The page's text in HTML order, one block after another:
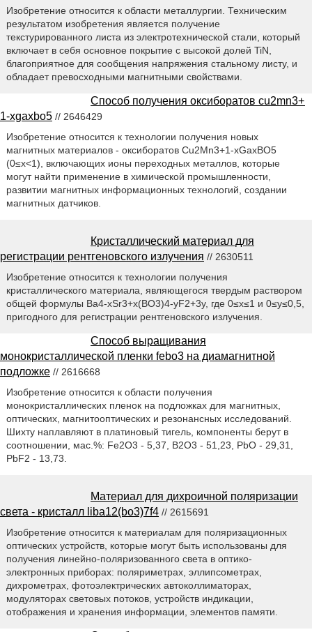
Изобретение относится к области металлургии. Техническим
результатом изобретения является получение
текстурированного листа из электротехнической стали, который
включает в себя основное покрытие с высокой долей TiN,
благоприятное для сообщения напряжения стальному листу, и
обладает превосходными магнитными свойствами.
Способ получения оксиборатов cu2mn3+
1-xgaxbo5 // 2646429
Изобретение относится к технологии получения новых
магнитных материалов - оксиборатов Cu2Mn3+1-xGaxBO5
(0≤x<1), включающих ионы переходных металлов, которые
могут найти применение в химической промышленности,
развитии магнитных информационных технологий, создании
магнитных датчиков.
Кристаллический материал для
регистрации рентгеновского излучения // 2630511
Изобретение относится к технологии получения
кристаллического материала, являющегося твердым раствором
общей формулы Ва4-xSr3+x(ВО3)4-yF2+3y, где 0≤x≤1 и 0≤y≤0,5,
пригодного для регистрации рентгеновского излучения.
Способ выращивания
монокристаллической пленки febo3 на диамагнитной
подложке // 2616668
Изобретение относится к области получения
монокристаллических пленок на подложках для магнитных,
оптических, магнитооптических и резонансных исследований.
Шихту наплавляют в платиновый тигель, компоненты берут в
соотношении, мас.%: Fe2O3 - 5,37, В2О3 - 51,23, PbO - 29,31,
PbF2 - 13,73.
Материал для дихроичной поляризации
света - кристалл liba12(bo3)7f4 // 2615691
Изобретение относится к материалам для поляризационных
оптических устройств, которые могут быть использованы для
получения линейно-поляризованного света в оптико-
электронных приборах: поляриметрах, эллипсометрах,
дихрометрах, фотоэлектрических автоколлиматорах,
модуляторах световых потоков, устройств индикации,
отображения и хранения информации, элементов памяти.